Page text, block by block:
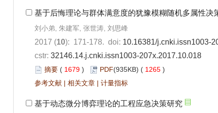
基于后悔理论与群体满意度的犹豫模糊随机多属性决
刘小弟, 朱建军, 张世涛, 刘思峰
2017 (10): 171-178. doi: 10.16381/j.cnki.issn1003-
cstr: 32146.14.j.cnki.issn1003-207x.2017.10.018
摘要 ( 1679 ) PDF(935KB) ( 1265 )
参考文献 | 相关文章 | 计量指标
基于动态微分博弈理论的工程应急决策研究